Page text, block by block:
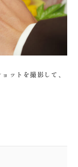
ットを撮影して、